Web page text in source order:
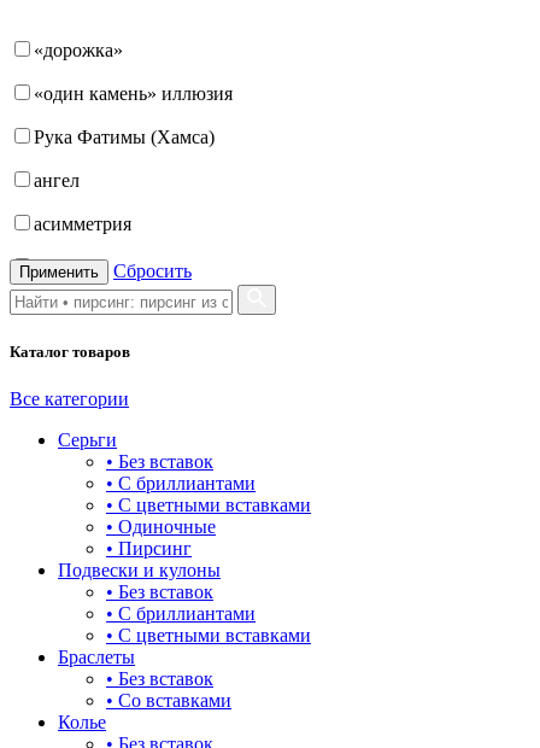
«дорожка»
«один камень» иллюзия
Рука Фатимы (Хамса)
ангел
асимметрия
бабочка
бантик
башня
бесконечность
буквы
булавка
гвоздь
деревья
длинные
для мам
Применить Сбросить
Каталог товаров
Все категории
Серьги
• Без вставок
• С бриллиантами
• С цветными вставками
• Одиночные
• Пирсинг
Подвески и кулоны
• Без вставок
• С бриллиантами
• С цветными вставками
Браслеты
• Без вставок
• Со вставками
Колье
• Без вставок